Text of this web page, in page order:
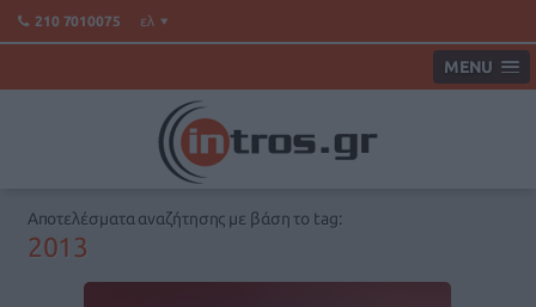
210 7010075 ελ
MENU
Αποτελέσματα αναζήτησης με βάση το tag:
2013